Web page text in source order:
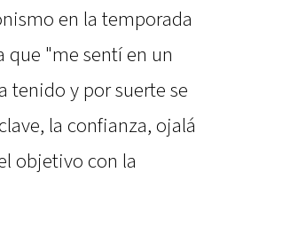
en la temporada
que "me sentí en un
tenido y por suerte se
la confianza, ojalá
objetivo con la